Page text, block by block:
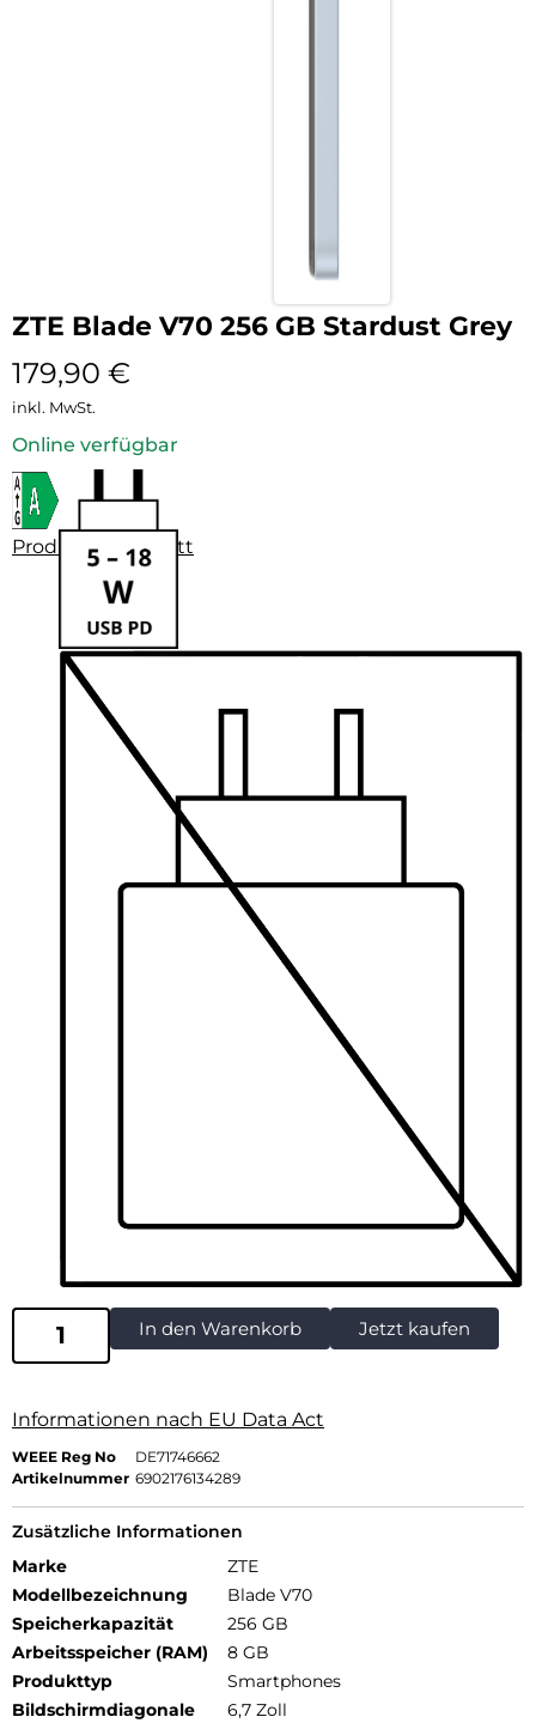
ZTE Blade V70 256 GB Stardust Grey
179,90 €
inkl. MwSt.
Online verfügbar
Produktdatenblatt
In den Warenkorb Jetzt kaufen
Informationen nach EU Data Act
WEEE Reg No
DE71746662
Artikelnummer 6902176134289
Zusätzliche Informationen
Marke
ZTE
Modellbezeichnung
Blade V70
Speicherkapazität
256 GB
Arbeitsspeicher (RAM)
8 GB
Produkttyp
Smartphones
Bildschirmdiagonale
6,7 Zoll